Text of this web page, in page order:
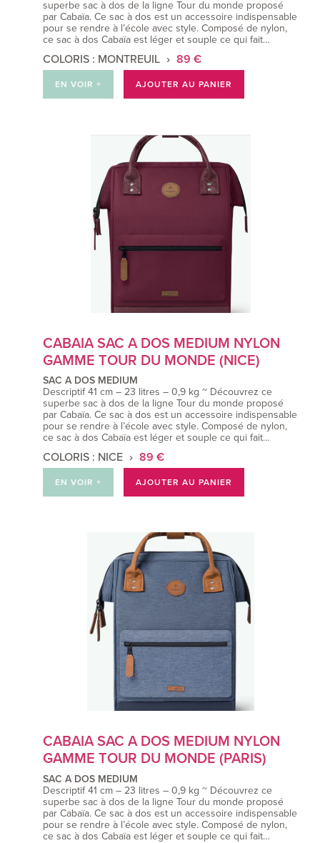
superbe sac à dos de la ligne Tour du monde proposé
par Cabaïa. Ce sac à dos est un accessoire indispensable
pour se rendre à l’école avec style. Composé de nylon,
ce sac à dos Cabaïa est léger et souple ce qui fait…
COLORIS : MONTREUIL 89 €
EN VOIR + AJOUTER AU PANIER
CABAIA SAC A DOS MEDIUM NYLON
GAMME TOUR DU MONDE (NICE)
SAC A DOS MEDIUM
Descriptif 41 cm – 23 litres – 0,9 kg ~ Découvrez ce
superbe sac à dos de la ligne Tour du monde proposé
par Cabaïa. Ce sac à dos est un accessoire indispensable
pour se rendre à l’école avec style. Composé de nylon,
ce sac à dos Cabaïa est léger et souple ce qui fait…
COLORIS : NICE 89 €
EN VOIR + AJOUTER AU PANIER
CABAIA SAC A DOS MEDIUM NYLON
GAMME TOUR DU MONDE (PARIS)
SAC A DOS MEDIUM
Descriptif 41 cm – 23 litres – 0,9 kg ~ Découvrez ce
superbe sac à dos de la ligne Tour du monde proposé
par Cabaïa. Ce sac à dos est un accessoire indispensable
pour se rendre à l’école avec style. Composé de nylon,
ce sac à dos Cabaïa est léger et souple ce qui fait…